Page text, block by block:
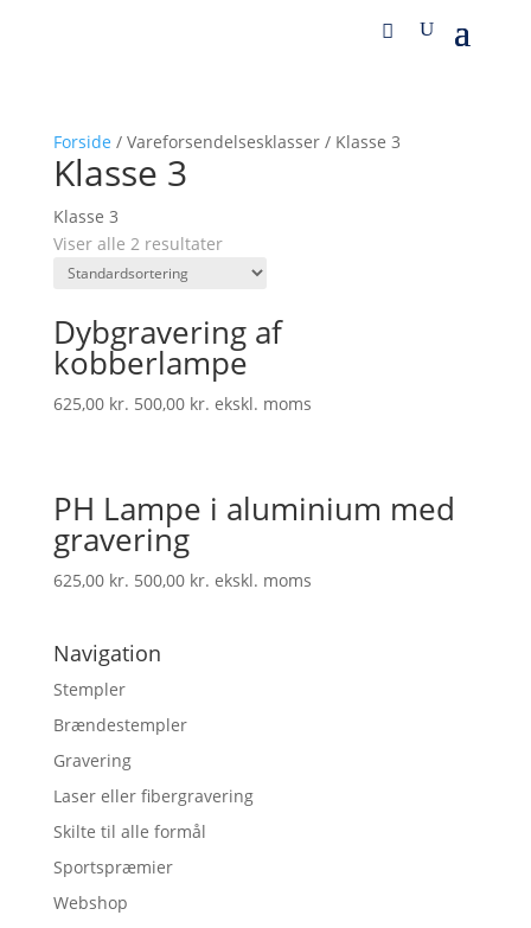
Forside / Vareforsendelsesklasser / Klasse 3
Klasse 3
Klasse 3
Viser alle 2 resultater
Dybgravering af
kobberlampe
625,00 kr. 500,00 kr. ekskl. moms
PH Lampe i aluminium med
gravering
625,00 kr. 500,00 kr. ekskl. moms
Navigation
Stempler
Brændestempler
Gravering
Laser eller fibergravering
Skilte til alle formål
Sportspræmier
Webshop